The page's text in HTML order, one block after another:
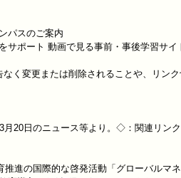
パスのご案内
サポート 動画で見る事前・事後学習サ
く変更または削除されることや、リン
月20日のニュース等より。◇：関連リン
推進の国際的な啓発活動「グローバルマ